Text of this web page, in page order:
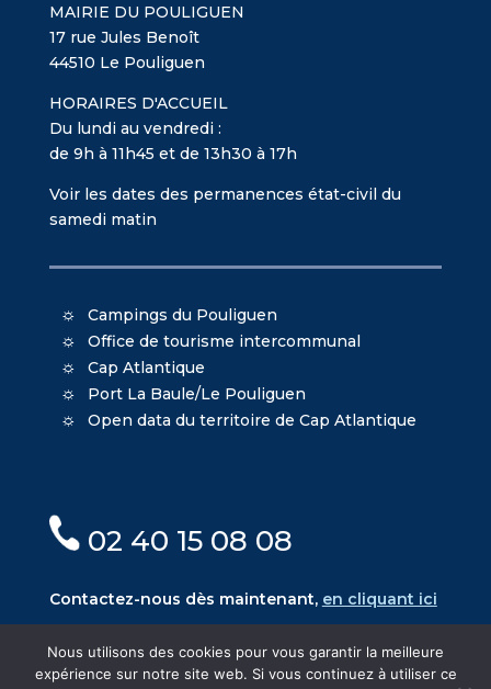
MAIRIE DU POULIGUEN
17 rue Jules Benoît
44510 Le Pouliguen
HORAIRES D'ACCUEIL
Du lundi au vendredi :
de 9h à 11h45 et de 13h30 à 17h
Voir les dates des permanences état-civil du
samedi matin
Campings du Pouliguen
Office de tourisme intercommunal
Cap Atlantique
Port La Baule/Le Pouliguen
Open data du territoire de Cap Atlantique
02 40 15 08 08
Contactez-nous dès maintenant, en cliquant ici
Nous utilisons des cookies pour vous garantir la meilleure
expérience sur notre site web. Si vous continuez à utiliser ce